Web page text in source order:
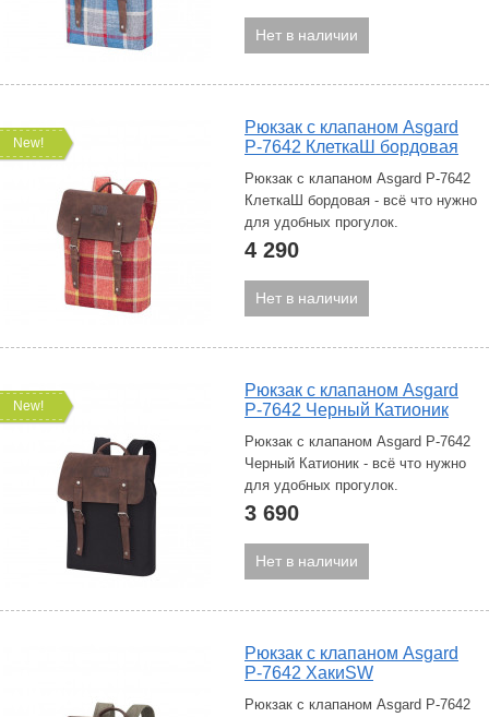
Нет в наличии
New!
Рюкзак с клапаном Asgard
Р-7642 КлеткаШ бордовая
Рюкзак с клапаном Asgard Р-7642
КлеткаШ бордовая - всё что нужно
для удобных прогулок.
4 290
Нет в наличии
New!
Рюкзак с клапаном Asgard
Р-7642 Черный Катионик
Рюкзак с клапаном Asgard Р-7642
Черный Катионик - всё что нужно
для удобных прогулок.
3 690
Нет в наличии
Рюкзак с клапаном Asgard
Р-7642 ХакиSW
Рюкзак с клапаном Asgard Р-7642